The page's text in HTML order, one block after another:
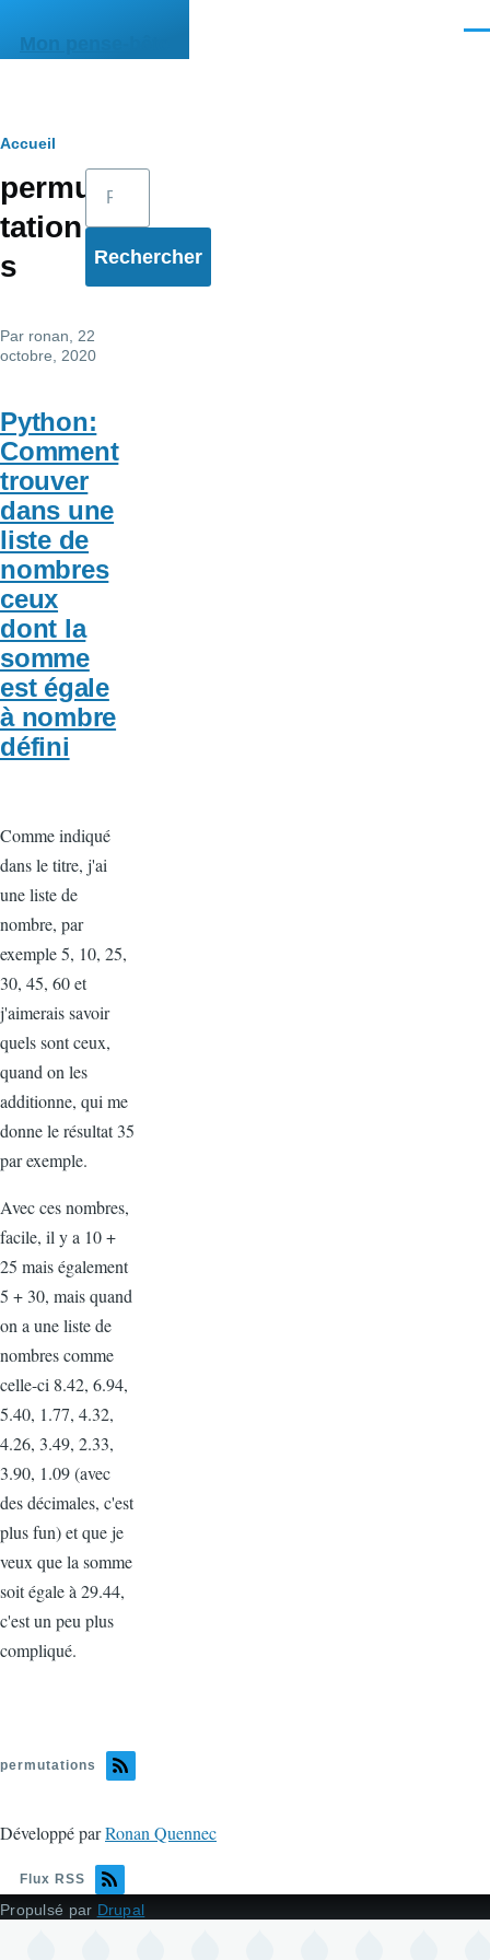
Mon pense-bête
Fil
d'Ariane
Accueil
permu
tation
s
Par ronan , 22
octobre, 2020
Python:
Comment
trouver
dans une
liste de
nombres
ceux
dont la
somme
est égale
à nombre
défini
Comme indiqué
dans le titre, j'ai
une liste de
nombre, par
exemple 5, 10, 25,
30, 45, 60 et
j'aimerais savoir
quels sont ceux,
quand on les
additionne, qui me
donne le résultat 35
par exemple.
Avec ces nombres,
facile, il y a 10 +
25 mais également
5 + 30, mais quand
on a une liste de
nombres comme
celle-ci 8.42, 6.94,
5.40, 1.77, 4.32,
4.26, 3.49, 2.33,
3.90, 1.09 (avec
des décimales, c'est
plus fun) et que je
veux que la somme
soit égale à 29.44,
c'est un peu plus
compliqué.
permutations
Développé parRonan Quennec
Flux RSS
Propulsé par Drupal